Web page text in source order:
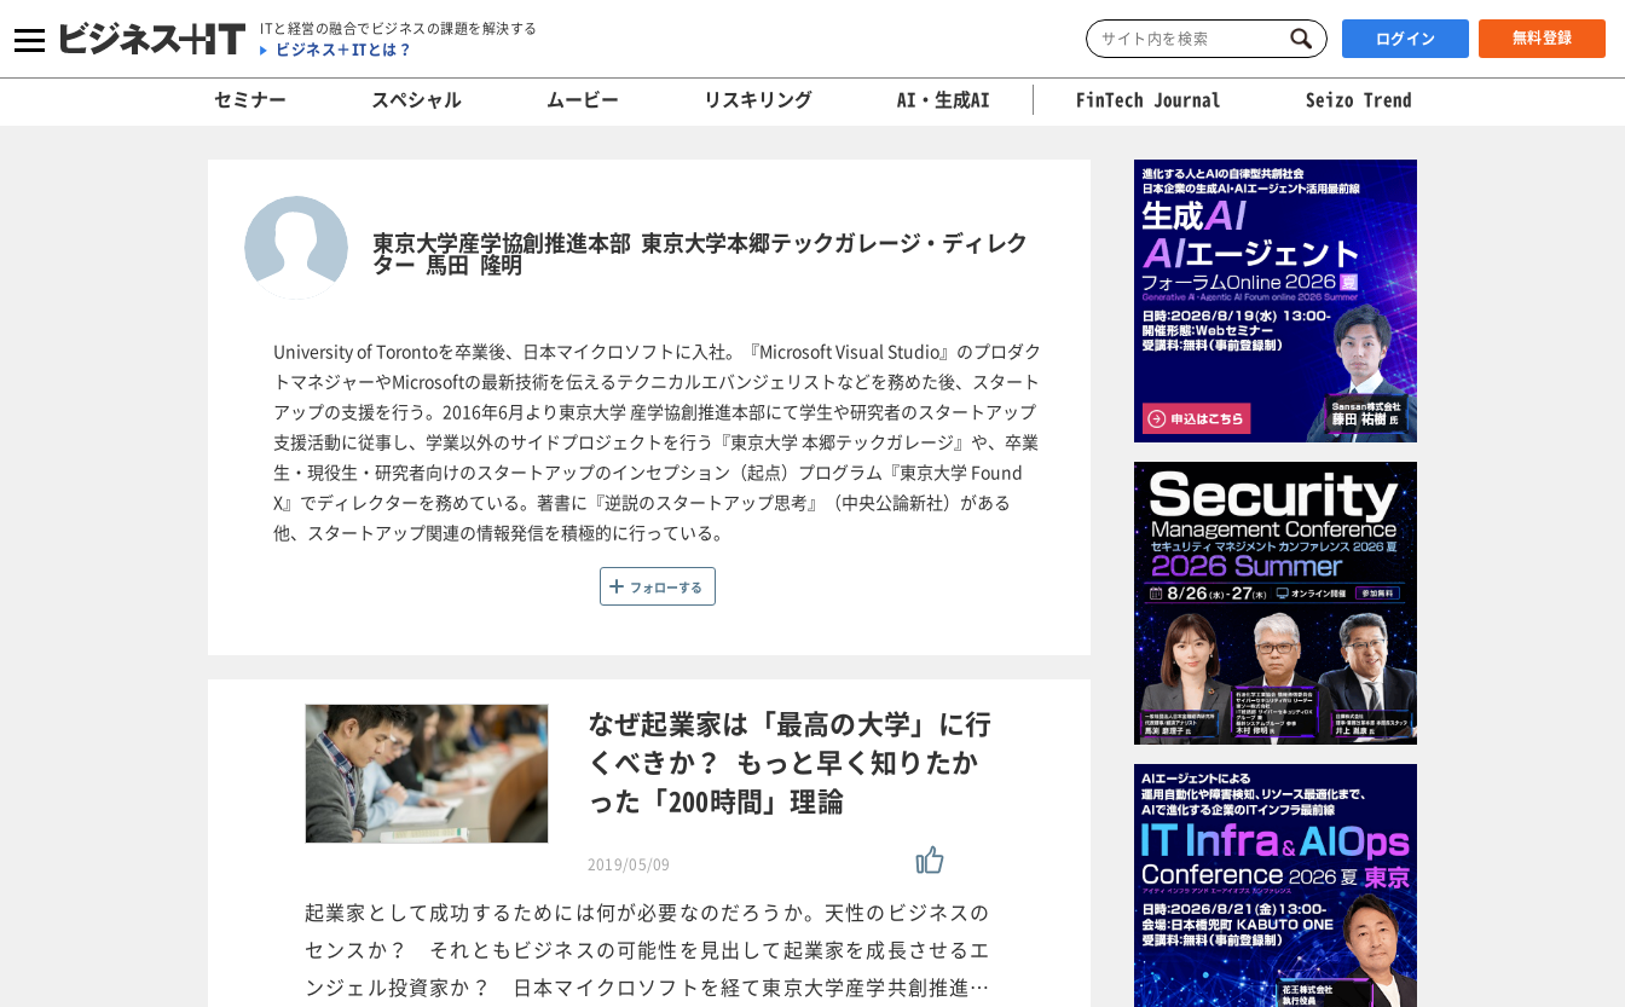
ITと経営の融合でビジネスの課題を解決する
ビジネス＋ITとは？ ログイン 無料登録
セミナー スペシャル ムービー リスキリング AI・生成AI FinTech Journal Seizo Trend
東京大学産学協創推進本部 東京大学本郷テックガレージ・ディレク
ター 馬田 隆明
University of Torontoを卒業後、日本マイクロソフトに入社。『Microsoft Visual Studio』のプロダク
トマネジャーやMicrosoftの最新技術を伝えるテクニカルエバンジェリストなどを務めた後、スタート
アップの支援を行う。2016年6月より東京大学 産学協創推進本部にて学生や研究者のスタートアップ
支援活動に従事し、学業以外のサイドプロジェクトを行う『東京大学 本郷テックガレージ』や、卒業
生・現役生・研究者向けのスタートアップのインセプション（起点）プログラム『東京大学 Found
X』でディレクターを務めている。著書に『逆説のスタートアップ思考』（中央公論新社）がある
他、スタートアップ関連の情報発信を積極的に行っている。
フォローする
なぜ起業家は「最高の大学」に行
くべきか？ もっと早く知りたか
った「200時間」理論
2019/05/09
起業家として成功するためには何が必要なのだろうか。天性のビジネスの
センスか？ それともビジネスの可能性を見出して起業家を成長させるエ
ンジェル投資家か？ 日本マイクロソフトを経て東京大学産学共創推進…